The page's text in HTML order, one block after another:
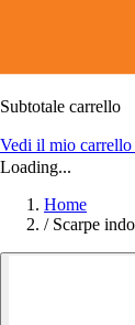
Subtotale carrello
Vedi il mio carrello
Loading...
Home
/ Scarpe